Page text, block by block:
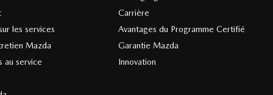
les services
Mazda
au service
Carrière
Avantages du Programme Certifié
Garantie Mazda
Innovation